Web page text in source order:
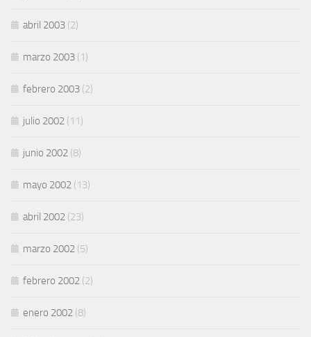
abril 2003 (2)
marzo 2003 (1)
febrero 2003 (2)
julio 2002 (11)
junio 2002 (8)
mayo 2002 (13)
abril 2002 (23)
marzo 2002 (5)
febrero 2002 (2)
enero 2002 (8)